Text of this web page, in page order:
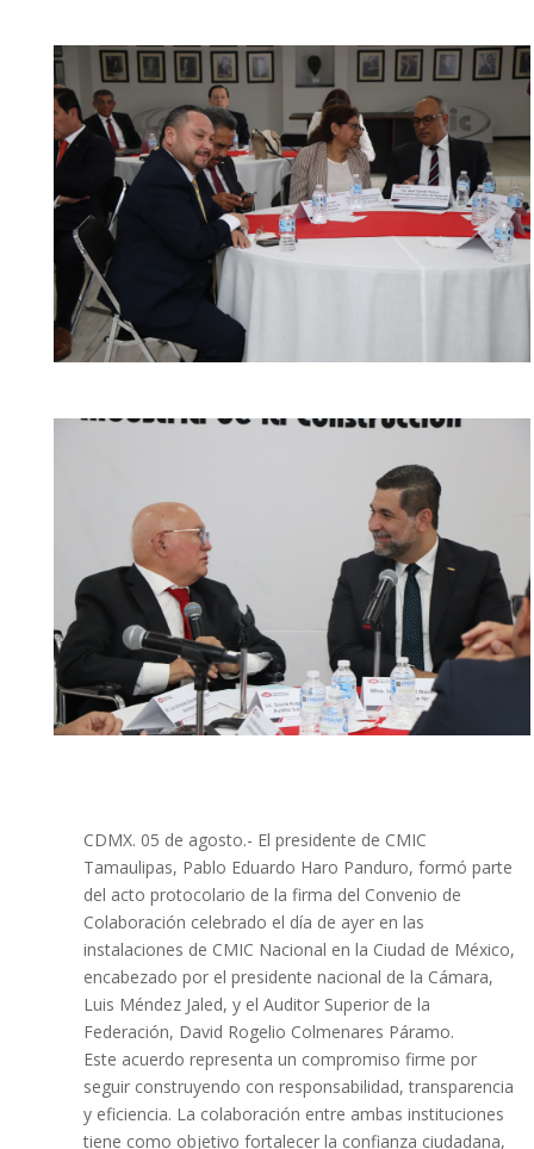
CDMX. 05 de agosto.- El presidente de CMIC
Tamaulipas, Pablo Eduardo Haro Panduro, formó parte
del acto protocolario de la firma del Convenio de
Colaboración celebrado el día de ayer en las
instalaciones de CMIC Nacional en la Ciudad de México,
encabezado por el presidente nacional de la Cámara,
Luis Méndez Jaled, y el Auditor Superior de la
Federación, David Rogelio Colmenares Páramo.
Este acuerdo representa un compromiso firme por
seguir construyendo con responsabilidad, transparencia
y eficiencia. La colaboración entre ambas instituciones
tiene como objetivo fortalecer la confianza ciudadana,